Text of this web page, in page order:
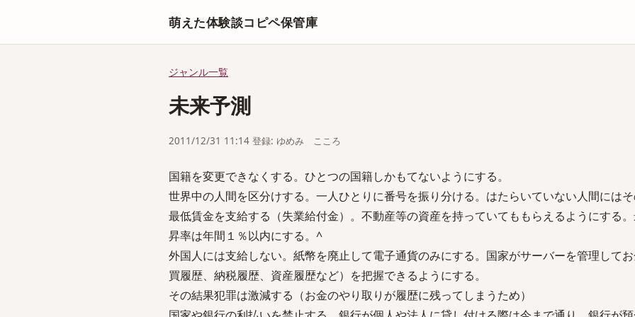
萌えた体験談コピペ保管庫
ジャンル一覧
未来予測
2011/12/31 11:14 登録: ゆめみ こころ
国籍を変更できなくする。ひとつの国籍しかもてないようにする。
世界中の人間を区分けする。一人ひとりに番号を振り分ける。はたらいていない人間には
最低賃金を支給する（失業給付金）。不動産等の資産を持っていてももらえるようにする
昇率は年間１％以内にする。^
外国人には支給しない。紙幣を廃止して電子通貨のみにする。国家がサーバーを管理して
買履歴、納税履歴、資産履歴など）を把握できるようにする。
その結果犯罪は激減する（お金のやり取りが履歴に残ってしまうため）